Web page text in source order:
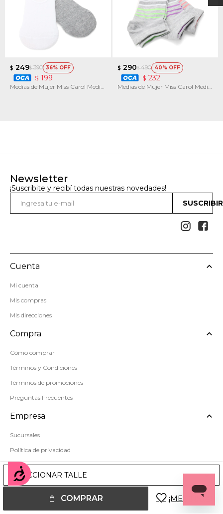
Accesibilidad
SELECCIONAR TALLE
COMPRAR
$ 249$ 390 36
$ 199
Medias de Mujer Miss Carol Media
$ 290$ 490 40
$ 232
Medias de Mujer Miss Carol Media
Newsletter
¡Suscribite y recibí todas nuestras novedades!
 
Cuenta
Mi cuenta
Mis compras
Mis direcciones
Compra
Cómo comprar
Términos y Condiciones
Términos de promociones
Preguntas Frecuentes
Empresa
Sucursales
Política de privacidad
Mapa del sitio